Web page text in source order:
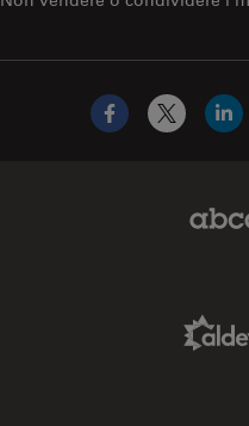
Facebook
X